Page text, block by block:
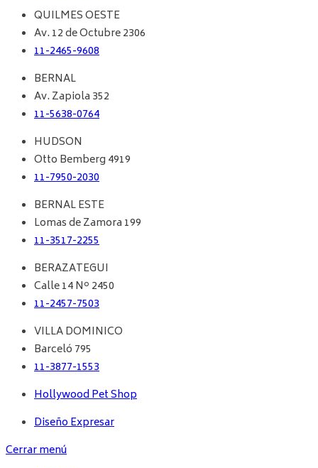
QUILMES OESTE
Av. 12 de Octubre 2306
11-2465-9608
BERNAL
Av. Zapiola 352
11-5638-0764
HUDSON
Otto Bemberg 4919
11-7950-2030
BERNAL ESTE
Lomas de Zamora 199
11-3517-2255
BERAZATEGUI
Calle 14 Nº 2450
11-2457-7503
VILLA DOMINICO
Barceló 795
11-3877-1553
Hollywood Pet Shop
Diseño Expresar
Cerrar menú